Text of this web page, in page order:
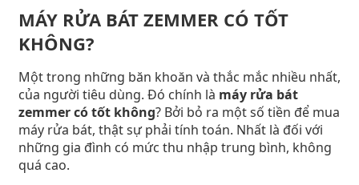
MÁY RỬA BÁT ZEMMER CÓ TỐT
KHÔNG?
Một trong những băn khoăn và thắc mắc nhiều nhất,
của người tiêu dùng. Đó chính là máy rửa bát
zemmer có tốt không? Bởi bỏ ra một số tiền để mua
máy rửa bát, thật sự phải tính toán. Nhất là đối với
những gia đình có mức thu nhập trung bình, không
quá cao.